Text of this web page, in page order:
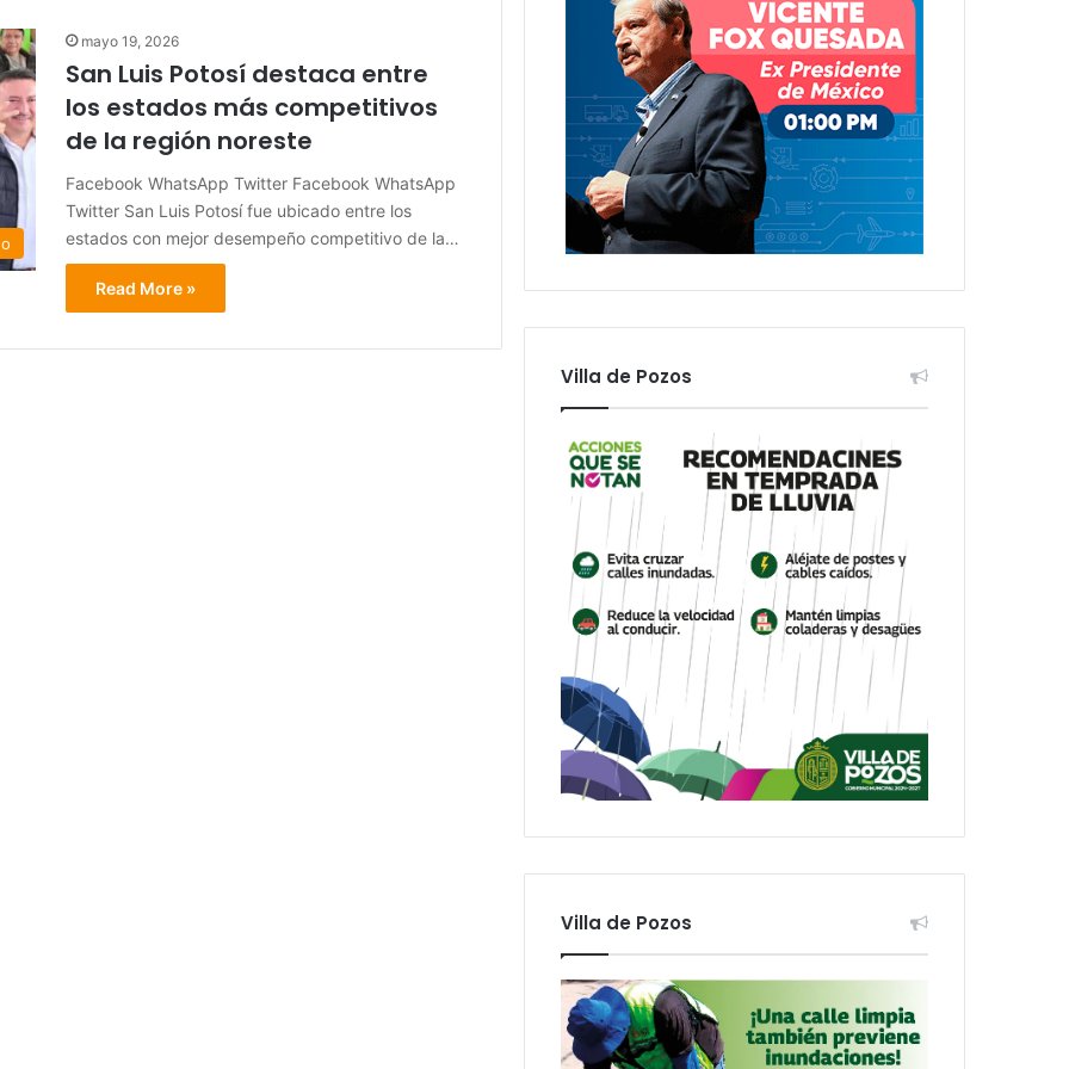
mayo 19, 2026
San Luis Potosí destaca entre
los estados más competitivos
de la región noreste
Facebook WhatsApp Twitter Facebook WhatsApp
Twitter San Luis Potosí fue ubicado entre los
estados con mejor desempeño competitivo de la…
Read More »
Villa de Pozos
Villa de Pozos